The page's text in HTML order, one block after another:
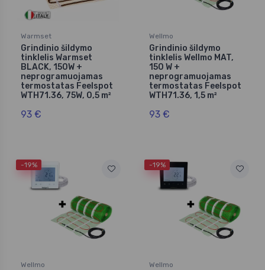
Warmset
Grindinio šildymo
tinklelis Warmset
BLACK, 150W +
neprogramuojamas
termostatas Feelspot
WTH71.36, 75W, 0,5 m²
93 €
Wellmo
Grindinio šildymo
tinklelis Wellmo MAT,
150 W +
neprogramuojamas
termostatas Feelspot
WTH71.36, 1,5 m²
93 €
-19%
Wellmo
-19%
Wellmo